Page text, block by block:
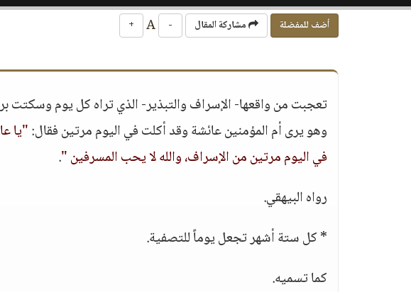
أضف للمفضلة مشاركة المقال -
+
تعجبت من واقعها- الإسراف والتبذير- الذي تراه كل يوم
وهو يرى أم المؤمنين عائشة وقد أكلت في اليوم مرتين فقال:"يا
في اليوم مرتين من الإسراف، والله لا يحب المسرفين ".
رواه البيهقي.
* كل ستة أشهر تجعل يوماً للتصفية.
كما تسميه.